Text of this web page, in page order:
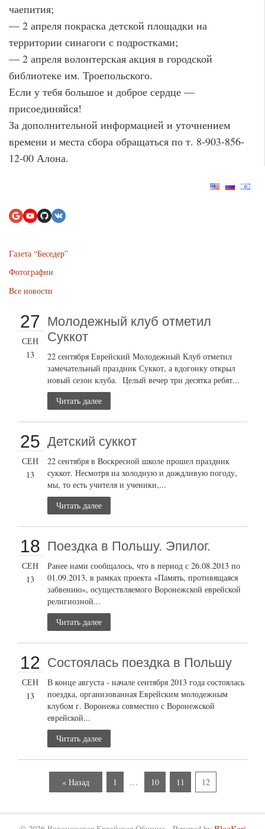
чаепития;
— 2 апреля покраска детской площадки на
территории синагоги с подростками;
— 2 апреля волонтерская акция в городской
библиотеке им. Троепольского.
Если у тебя большое и доброе сердце —
присоединяйся!
За дополнительной информацией и уточнением
времени и места сбора обращаться по т. 8-903-856-
12-00 Алона.
Газета “Беседер”
Фотографии
Все новости
27
СЕН
13
Молодежный клуб отметил
Суккот
22 сентября Еврейский Молодежный Клуб отметил
замечательный праздник Суккот, а вдогонку открыл
новый сезон клуба. Целый вечер три десятка ребят...
Читать далее
25
СЕН
13
Детский суккот
22 сентября в Воскресной школе прошел праздник
суккот. Несмотря на холодную и дождливую погоду,
мы, то есть учителя и ученики,...
Читать далее
18
СЕН
13
Поездка в Польшу. Эпилог.
Ранее нами сообщалось, что в период с 26.08.2013 по
01.09.2013, в рамках проекта «Память, противящаяся
забвению», осуществляемого Воронежской еврейской
религиозной...
Читать далее
12
СЕН
13
Состоялась поездка в Польшу
В конце августа - начале сентября 2013 года состоялась
поездка, организованная Еврейским молодежным
клубом г. Воронежа совместно с Воронежской
еврейской...
Читать далее
« Назад 1 … 10 11 12